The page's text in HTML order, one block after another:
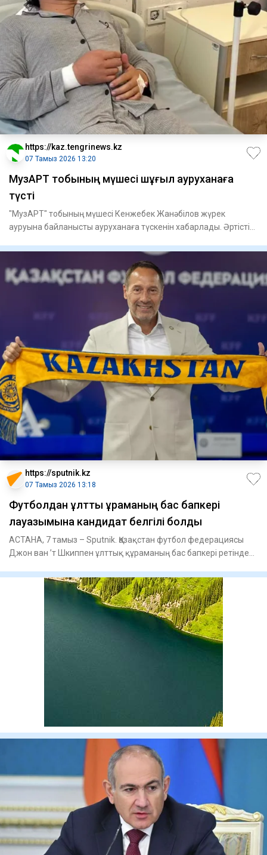
https://kaz.tengrinews.kz
07 Тамыз 2026 13:20
МузАРТ тобының мүшесі шұғыл ауруханаға
түсті
"МузАРТ" тобының мүшесі Кенжебек Жанәбілов жүрек
ауруына байланысты ауруханаға түскенін хабарлады. Әртістің
https://sputnik.kz
07 Тамыз 2026 13:18
Футболдан ұлттық құраманың бас бапкері
лауазымына кандидат белгілі болды
АСТАНА, 7 тамыз – Sputnik. Қазақстан футбол федерациясы
Джон ван ’т Шкиппен ұлттық құраманың бас бапкері ретінде